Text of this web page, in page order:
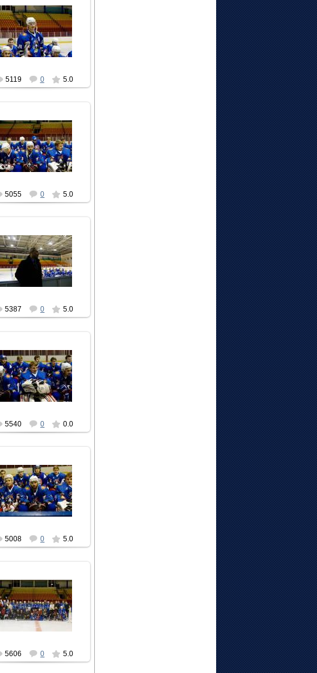
04.09.2013
hcbrest
5119 0 5.0
04.09.2013
hcbrest
5055 0 5.0
04.09.2013
hcbrest
5387 0 5.0
04.09.2013
hcbrest
5540 0 0.0
04.09.2013
hcbrest
5008 0 5.0
04.09.2013
hcbrest
5606 0 5.0